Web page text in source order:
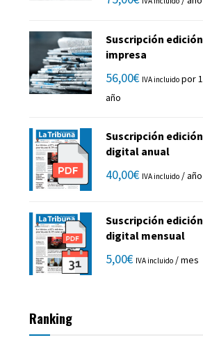
Suscripción edición
impresa
56,00€ IVA incluido por 1
año
Suscripción edición
digital anual
40,00€ IVA incluido / año
Suscripción edición
digital mensual
5,00€ IVA incluido / mes
Ranking